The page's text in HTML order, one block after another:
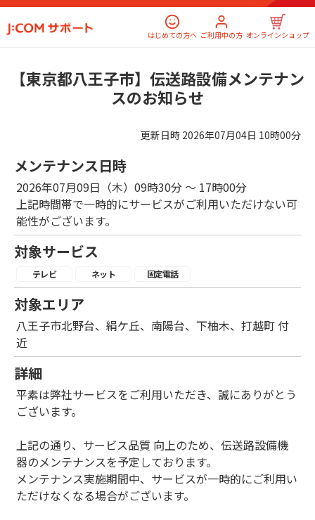
はじめての方へ ご利用中の方 オンラインショップ
【東京都八王子市】伝送路設備メンテナン
スのお知らせ
更新日時 2026年07月04日 10時00分
メンテナンス日時
2026年07月09日（木）09時30分 ～ 17時00分
上記時間帯で一時的にサービスがご利用いただけない可
能性がございます。
対象サービス
テレビ ネット 固定電話
対象エリア
八王子市北野台、絹ケ丘、南陽台、下柚木、打越町 付
近
詳細
平素は弊社サービスをご利用いただき、誠にありがとう
ございます。
上記の通り、サービス品質 向上のため、伝送路設備機
器のメンテナンスを予定しております。
メンテナンス実施期間中、サービスが一時的にご利用い
ただけなくなる場合がございます。